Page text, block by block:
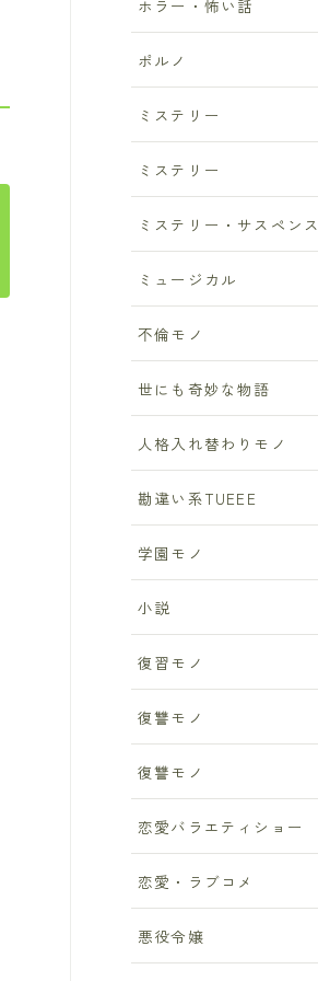
ホラー・怖い話
ポルノ
ミステリー
ミステリー
ミステリー・サスペンス
ミュージカル
不倫モノ
世にも奇妙な物語
人格入れ替わりモノ
勘違い系TUEEE
学園モノ
小説
復習モノ
復讐モノ
復讐モノ
恋愛バラエティショー
恋愛・ラブコメ
悪役令嬢